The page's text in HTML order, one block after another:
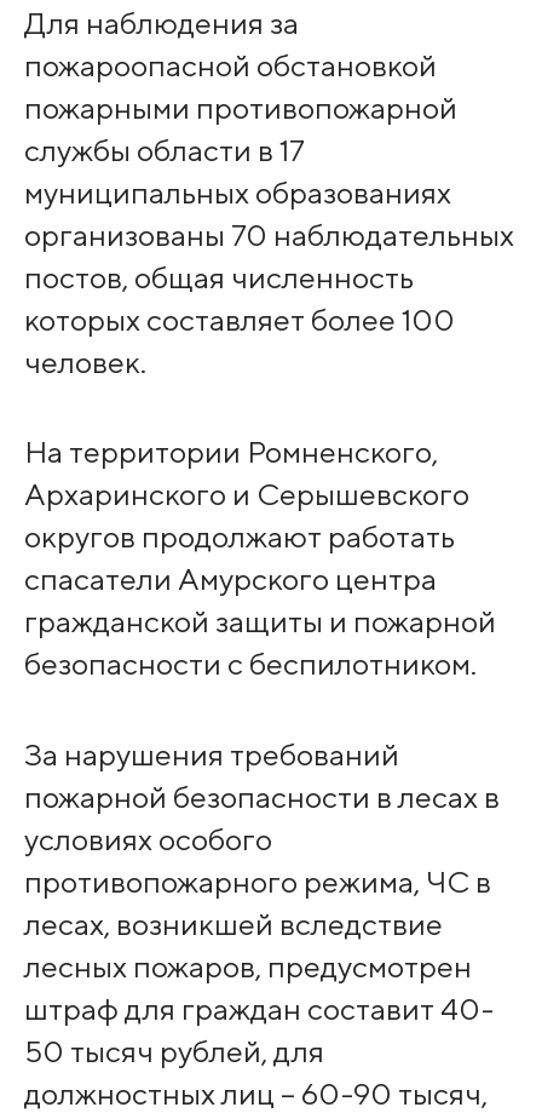
Для наблюдения за
пожароопасной обстановкой
пожарными противопожарной
службы области в 17
муниципальных образованиях
организованы 70 наблюдательных
постов, общая численность
которых составляет более 100
человек.
На территории Ромненского,
Архаринского и Серышевского
округов продолжают работать
спасатели Амурского центра
гражданской защиты и пожарной
безопасности с беспилотником.
За нарушения требований
пожарной безопасности в лесах в
условиях особого
противопожарного режима, ЧС в
лесах, возникшей вследствие
лесных пожаров, предусмотрен
штраф для граждан составит 40-
50 тысяч рублей, для
должностных лиц – 60-90 тысяч,